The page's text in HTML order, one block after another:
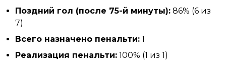
Поздний гол (после 75-й минуты): 86% (6 из
7)
Всего назначено пенальти: 1
Реализация пенальти: 100% (1 из 1)